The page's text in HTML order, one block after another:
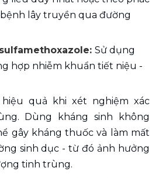
lây truyền qua đường
Sử dụng
hợp nhiễm khuẩn tiết niệu -
hiệu quả khi xét nghiệm xác
Dùng kháng sinh không
gây kháng thuốc và làm mất
sinh dục - từ đó ảnh hưởng
tinh trùng.